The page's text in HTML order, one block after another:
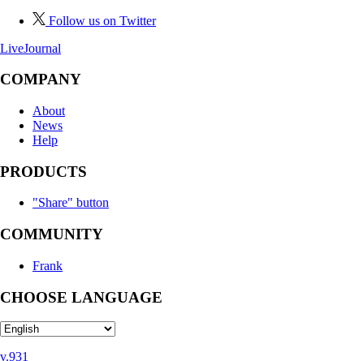
Follow us on Twitter
LiveJournal
COMPANY
About
News
Help
PRODUCTS
"Share" button
COMMUNITY
Frank
CHOOSE LANGUAGE
v.931